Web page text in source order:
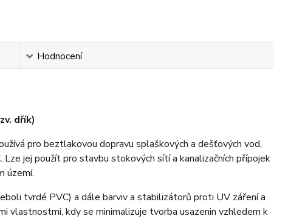
Hodnocení
dřík)
pro beztlakovou dopravu splaškových a dešťových vod,
jej použít pro stavbu stokových sítí a kanalizačních přípojek
území.
tvrdé PVC) a dále barviv a stabilizátorů proti UV záření a
vlastnostmi, kdy se minimalizuje tvorba usazenin vzhledem k